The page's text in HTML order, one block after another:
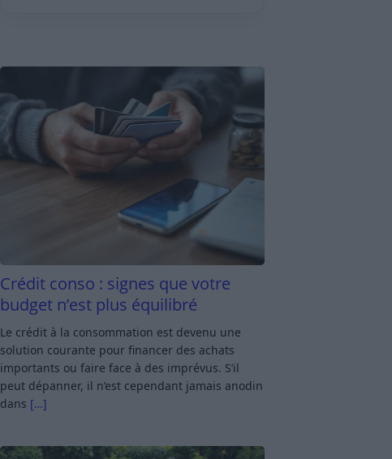
Crédit conso : signes que votre
budget n’est plus équilibré
Le crédit à la consommation est devenu une
solution courante pour financer des achats
importants ou faire face à des imprévus. S’il
peut dépanner, il n’est cependant jamais anodin
dans […]